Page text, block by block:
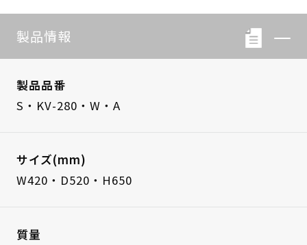
製品情報
製品品番
S・KV-280・W・A
サイズ(mm)
W420・D520・H650
質量